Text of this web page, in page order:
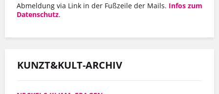
Abmeldung via Link in der Fußzeile der Mails. Infos zum
Datenschutz.
KUNZT&KULT-ARCHIV